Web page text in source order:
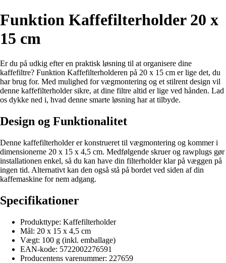
Funktion Kaffefilterholder 20 x
15 cm
Er du på udkig efter en praktisk løsning til at organisere dine
kaffefiltre? Funktion Kaffefilterholderen på 20 x 15 cm er lige det, du
har brug for. Med mulighed for vægmontering og et stilrent design vil
denne kaffefilterholder sikre, at dine filtre altid er lige ved hånden. Lad
os dykke ned i, hvad denne smarte løsning har at tilbyde.
Design og Funktionalitet
Denne kaffefilterholder er konstrueret til vægmontering og kommer i
dimensionerne 20 x 15 x 4,5 cm. Medfølgende skruer og rawplugs gør
installationen enkel, så du kan have din filterholder klar på væggen på
ingen tid. Alternativt kan den også stå på bordet ved siden af din
kaffemaskine for nem adgang.
Specifikationer
Produkttype: Kaffefilterholder
Mål: 20 x 15 x 4,5 cm
Vægt: 100 g (inkl. emballage)
EAN-kode: 5722002276591
Producentens varenummer: 227659